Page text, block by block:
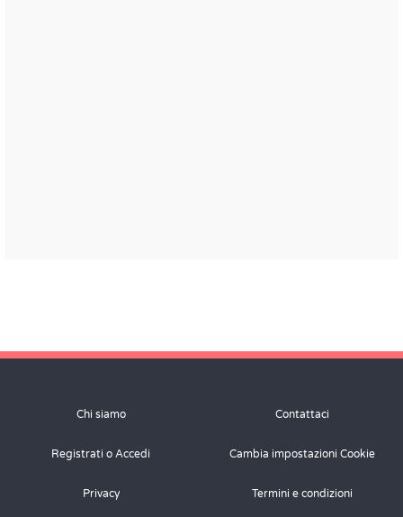
Chi siamo Contattaci
Registrati o Accedi Cambia impostazioni Cookie
Privacy Termini e condizioni